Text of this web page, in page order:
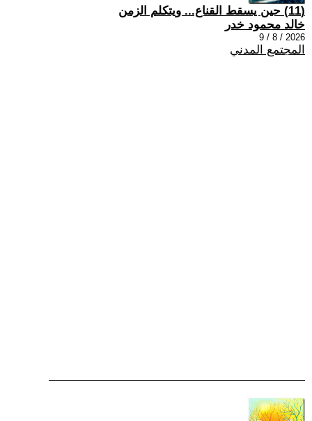
(11) حين يسقط القناع... ويتكلم الزمن
خالد محمود خدر
2026 / 8 / 9
المجتمع المدني